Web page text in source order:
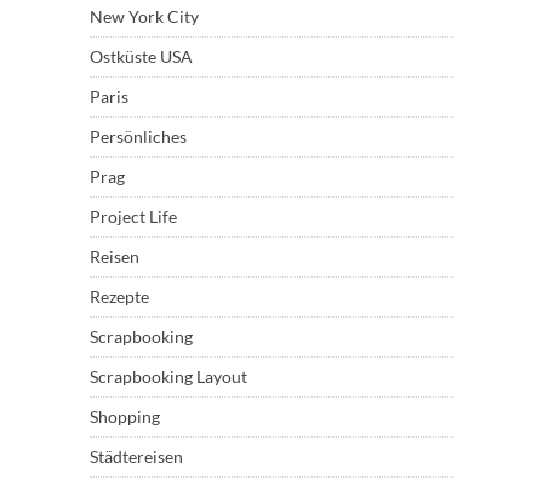
New York City
Ostküste USA
Paris
Persönliches
Prag
Project Life
Reisen
Rezepte
Scrapbooking
Scrapbooking Layout
Shopping
Städtereisen